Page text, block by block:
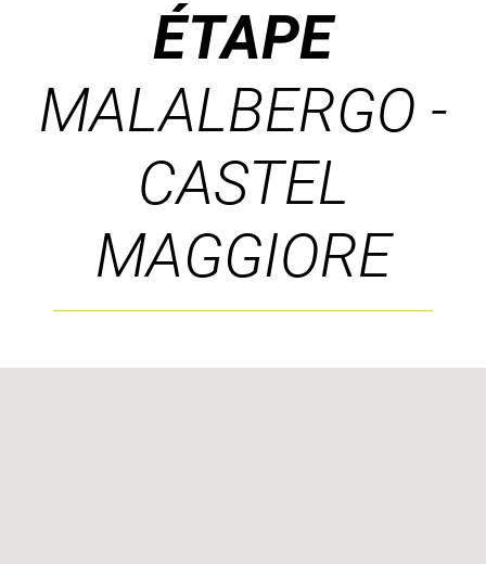
ÉTAPE
MALALBERGO -
CASTEL
MAGGIORE